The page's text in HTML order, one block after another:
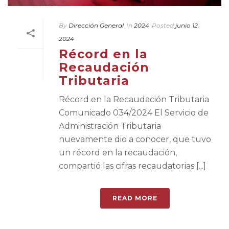
By Dirección General In 2024 Posted junio 12,
2024
Récord en la
Recaudación
Tributaria
Récord en la Recaudación Tributaria
Comunicado 034/2024 El Servicio de
Administración Tributaria
nuevamente dio a conocer, que tuvo
un récord en la recaudación,
compartió las cifras recaudatorias [...]
READ MORE